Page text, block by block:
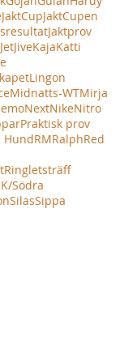
JaktCupJaktCupen
Jaktprov
JetJiveKajaKatti
Lingon
Midnatts-WTMirja
NextNikeNitro
Praktisk prov
HundRMRalphRed
Ringletsträff
Södra
SilasSippa